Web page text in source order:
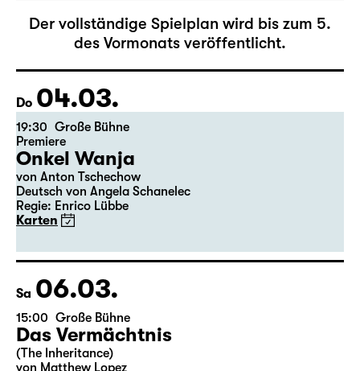
März 2027
Der vollständige Spielplan wird bis zum 5.
des Vormonats veröffentlicht.
Do 04.03.
19:30 Große Bühne
Premiere
Onkel Wanja
Deutsch von Angela Schanelec
Regie: Enrico Lübbe
Karten
Sa 06.03.